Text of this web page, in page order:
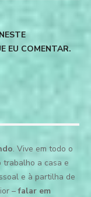
EU COMENTAR.
. Vive em todo o
trabalho a casa e
e à partilha de
–falar em